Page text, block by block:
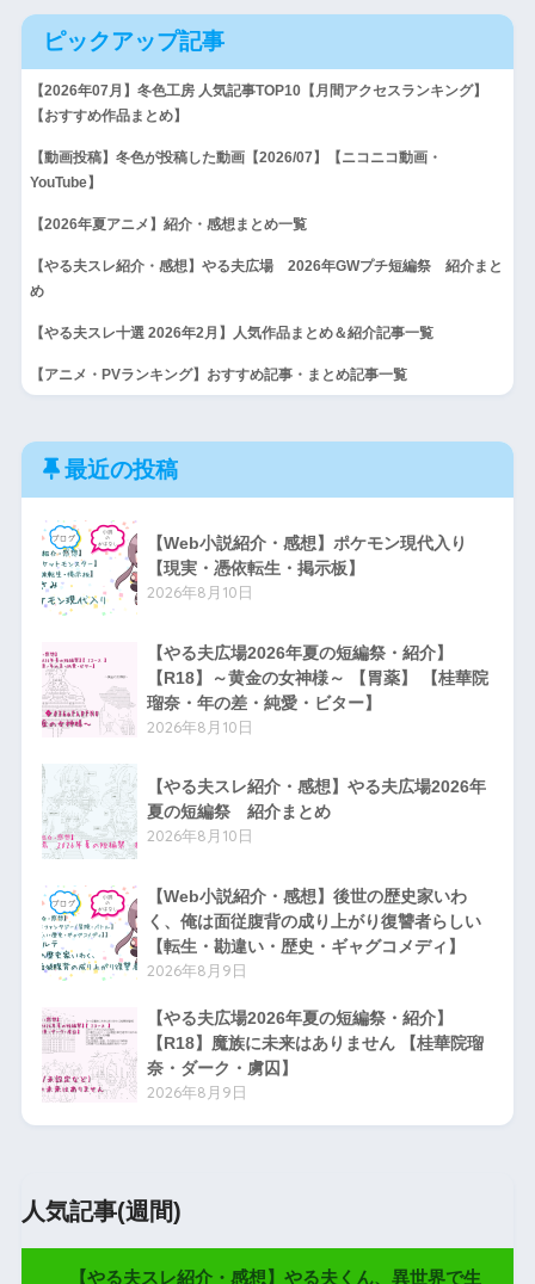
ピックアップ記事
【2026年07月】冬色工房 人気記事TOP10【月間アクセスランキング】
【おすすめ作品まとめ】
【動画投稿】冬色が投稿した動画【2026/07】【ニコニコ動画・
YouTube】
【2026年夏アニメ】紹介・感想まとめ一覧
【やる夫スレ紹介・感想】やる夫広場 2026年GWプチ短編祭 紹介まと
め
【やる夫スレ十選 2026年2月】人気作品まとめ＆紹介記事一覧
【アニメ・PVランキング】おすすめ記事・まとめ記事一覧
最近の投稿
【Web小説紹介・感想】ポケモン現代入り
【現実・憑依転生・掲示板】
2026年8月10日
【やる夫広場2026年夏の短編祭・紹介】
【R18】～黄金の女神様～ 【胃薬】 【桂華院
瑠奈・年の差・純愛・ビター】
2026年8月10日
【やる夫スレ紹介・感想】やる夫広場2026年
夏の短編祭 紹介まとめ
2026年8月10日
【Web小説紹介・感想】後世の歴史家いわ
く、俺は面従腹背の成り上がり復讐者らしい
【転生・勘違い・歴史・ギャグコメディ】
2026年8月9日
【やる夫広場2026年夏の短編祭・紹介】
【R18】魔族に未来はありません 【桂華院瑠
奈・ダーク・虜囚】
2026年8月9日
人気記事(週間)